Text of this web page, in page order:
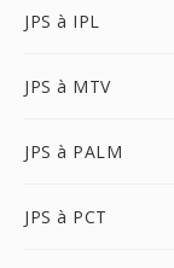
JPS à IPL
JPS à MTV
JPS à PALM
JPS à PCT